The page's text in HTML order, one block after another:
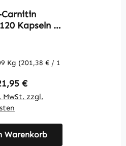
Bewertung von 5 von 5
Kapseln |
Kg (201,38 € / 1
Preis:
€
MwSt. zzgl.
Warenkorb